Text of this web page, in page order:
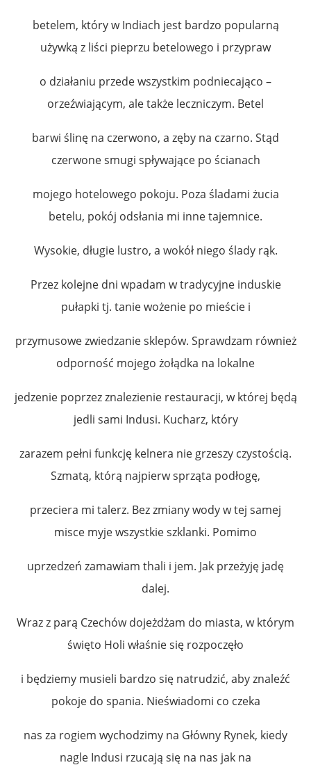
betelem, który w Indiach jest bardzo popularną
używką z liści pieprzu betelowego i przypraw
o działaniu przede wszystkim podniecająco –
orzeźwiającym, ale także leczniczym. Betel
barwi ślinę na czerwono, a zęby na czarno. Stąd
czerwone smugi spływające po ścianach
mojego hotelowego pokoju. Poza śladami żucia
betelu, pokój odsłania mi inne tajemnice.
Wysokie, długie lustro, a wokół niego ślady rąk.
Przez kolejne dni wpadam w tradycyjne induskie
pułapki tj. tanie wożenie po mieście i
przymusowe zwiedzanie sklepów. Sprawdzam również
odporność mojego żołądka na lokalne
jedzenie poprzez znalezienie restauracji, w której będą
jedli sami Indusi. Kucharz, który
zarazem pełni funkcję kelnera nie grzeszy czystością.
Szmatą, którą najpierw sprząta podłogę,
przeciera mi talerz. Bez zmiany wody w tej samej
misce myje wszystkie szklanki. Pomimo
uprzedzeń zamawiam thali i jem. Jak przeżyję jadę
dalej.
Wraz z parą Czechów dojeżdżam do miasta, w którym
święto Holi właśnie się rozpoczęło
i będziemy musieli bardzo się natrudzić, aby znaleźć
pokoje do spania. Nieświadomi co czeka
nas za rogiem wychodzimy na Główny Rynek, kiedy
nagle Indusi rzucają się na nas jak na